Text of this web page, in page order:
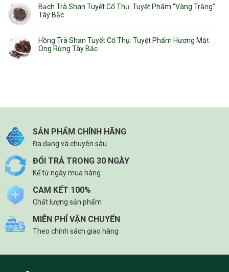
Bạch Trà Shan Tuyết Cổ Thụ: Tuyệt Phẩm “Vàng Trắng”
Tây Bắc
Hồng Trà Shan Tuyết Cổ Thụ: Tuyệt Phẩm Hương Mật
Ong Rừng Tây Bắc
SẢN PHẨM CHÍNH HÃNG
Đa dạng và chuyên sâu
ĐỔI TRẢ TRONG 30 NGÀY
Kể từ ngày mua hàng
CAM KẾT 100%
Chất lượng sản phẩm
MIỄN PHÍ VẬN CHUYỂN
Theo chính sách giao hàng